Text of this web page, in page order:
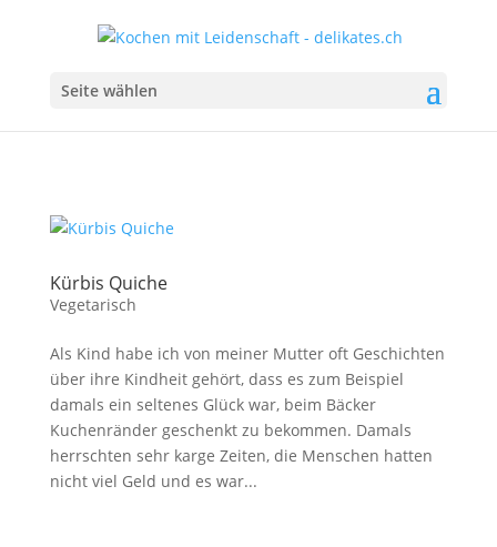
Seite wählen
Kürbis Quiche
Vegetarisch
Als Kind habe ich von meiner Mutter oft Geschichten
über ihre Kindheit gehört, dass es zum Beispiel
damals ein seltenes Glück war, beim Bäcker
Kuchenränder geschenkt zu bekommen. Damals
herrschten sehr karge Zeiten, die Menschen hatten
nicht viel Geld und es war...